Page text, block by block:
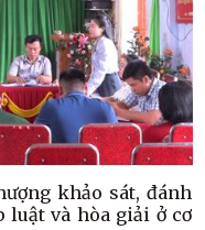
khảo sát, đánh
luật và hòa giải ở cơ